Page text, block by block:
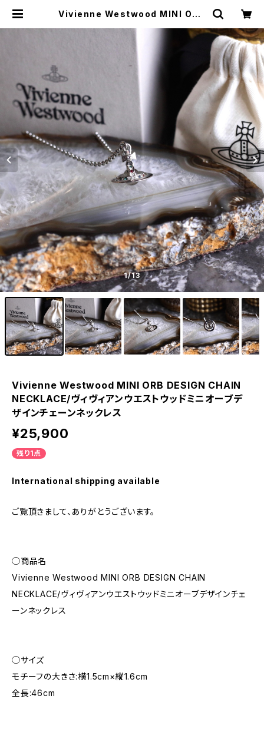
Vivienne Westwood MINI ORB
ヴィアンウエストウッドミニオーブデ
1/13
Vivienne Westwood MINI ORB DESIGN CHAIN
NECKLACE/ヴィヴィアンウエストウッドミニオーブデ
ザインチェーンネックレス
¥25,900
残り1点
International shipping available
ご覧頂きまして、ありがとうございます。
◯商品名
Vivienne Westwood MINI ORB DESIGN CHAIN
NECKLACE/ヴィヴィアンウエストウッドミニオーブデザインチェ
ーンネックレス
◯サイズ
モチーフの大きさ:横1.5cm×縦1.6cm
全長:46cm